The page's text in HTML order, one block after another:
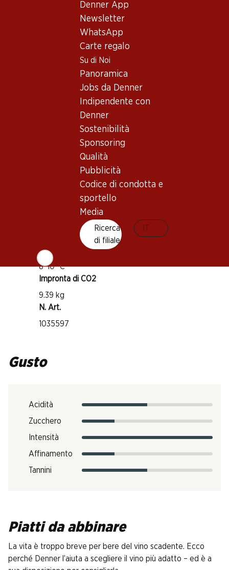
Denner App
Newsletter
WhatsApp
Carte regalo
Su di Noi
Panoramica
Jobs da Denner
Indipendente con
Denner
Sostenibilità
Sponsoring
Qualità
Pubblicità
Codice di condotta e
sportello
Media
Ricerca
di filiale
Buono a sapersi
Gewürztraminer
Temperatura di beva
8–10 °C
Impronta di CO2
9.39 kg
N. Art.
1035597
Gusto
Acidità
Zucchero
Intensità
Affinamento
Tannini
Piatti da abbinare
La vita è troppo breve per bere del vino scadente. Ecco
perché Denner l’aiuta a scegliere il vino più adatto – ed è a